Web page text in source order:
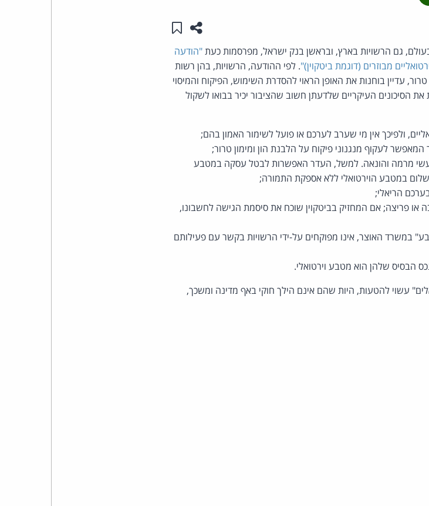
שתפו עמוד זה
שמור ב"תכנים שלי"
בעולם, גם הרשויות בארץ, ובראשן בנק ישראל, מפרסמות כעת"הודעה
מבוזרים (דוגמת ביטקוין)". לפי ההודעה, הרשויות, בהן רשות
עדיין בוחנות את האופן הראוי להסדרת השימוש, הפיקוח והמיסוי
הסיכונים העיקריים שלדעתן חשוב שהציבור יכיר בבואו לשקול
ולפיכך אין מי שערב לערכם או פועל לשימור האמון בהם;
לעקוף מנגנוני פיקוח על הלבנת הון ומימון טרור;
מעשי מרמה והונאה. למשל, העדר האפשרות לבטל עסקה במטבע
במטבע הוירטואלי ללא אספקת התמורה;
הריאלי;
פריצה; אם המחזיק בביטקוין שוכח את סיסמת הגישה לחשבונו,
במשרד האוצר, אינו מפוקחים על-ידי הרשויות בקשר עם פעילותם
הבסיס שלהן הוא מטבע וירטואלי.
עשוי להטעות, היות שהם אינם הילך חוקי באף מדינה ומשכך,